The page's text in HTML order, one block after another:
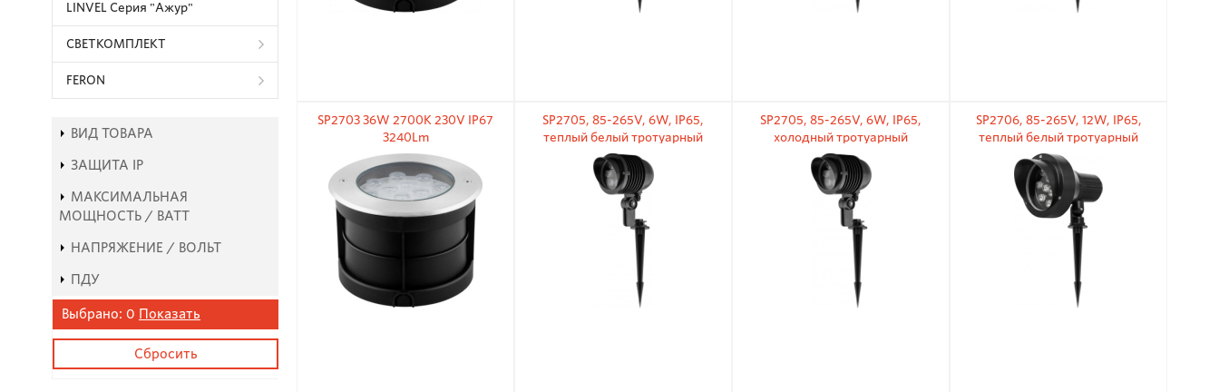
LINVEL Серия "Ажур"
СВЕТКОМПЛЕКТ
FERON
ВИД ТОВАРА
ЗАЩИТА IP
МАКСИМАЛЬНАЯ
МОЩНОСТЬ / ВАТТ
НАПРЯЖЕНИЕ / ВОЛЬТ
ПДУ
Выбрано: 0 Показать
SP2703 36W 2700K 230V IP67
3240Lm
SP2705, 85-265V, 6W, IP65,
теплый белый тротуарный
светильник на колышке
SP2705, 85-265V, 6W, IP65,
холодный тротуарный
светильник на колышке
SP2706, 85-265V, 12W, IP65,
теплый белый тротуарный
светильник на колышке